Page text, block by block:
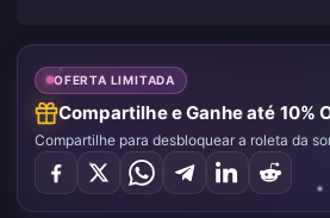
OFERTA LIMITADA
Compartilhe e Ganhe até 10%
Compartilhe para desbloquear a roleta da